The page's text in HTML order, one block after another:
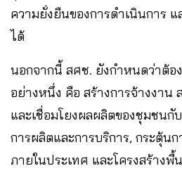
ความยั่งยืนของการดำเนินการ แ
ได้
นอกจากนี้ สศช. ยังกำหนดว่าต้
อย่างหนึ่ง คือ สร้างการจ้างงาน
และเชื่อมโยงผลผลิตของชุมชนกั
การผลิตและการบริการ, กระตุ้น
ภายในประเทศ และโครงสร้าง